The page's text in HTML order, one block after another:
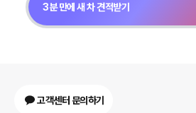
3분 만에 새 차 견적받기
고객센터 문의하기